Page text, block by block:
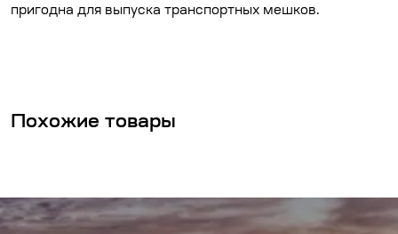
пригодна для выпуска транспортных мешков.
Похожие товары